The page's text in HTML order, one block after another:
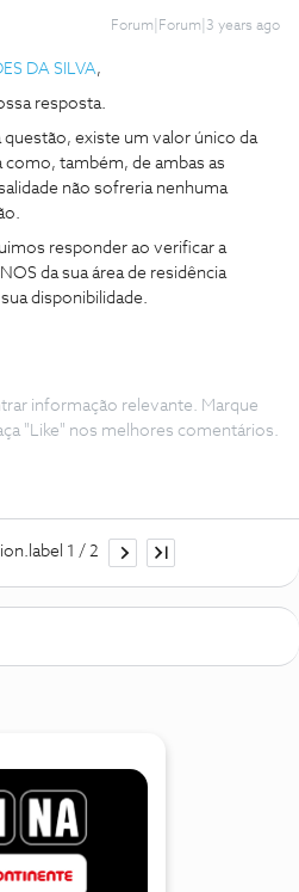
Forum|Forum|3 years ago
DA SILVA,
resposta.
existe um valor único da
como, também, de ambas as
não sofreria nenhuma
responder ao verificar a
da sua área de residência
disponibilidade.
informação relevante. Marque
"Like" nos melhores comentários.
1 / 2